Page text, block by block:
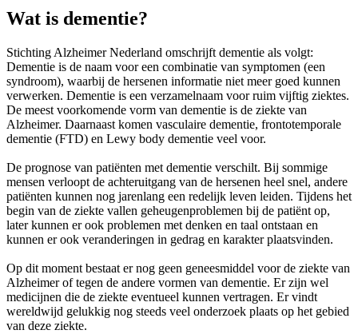
Wat is dementie?
Stichting Alzheimer Nederland omschrijft dementie als volgt:
Dementie is de naam voor een combinatie van symptomen (een
syndroom), waarbij de hersenen informatie niet meer goed kunnen
verwerken. Dementie is een verzamelnaam voor ruim vijftig ziektes.
De meest voorkomende vorm van dementie is de ziekte van
Alzheimer. Daarnaast komen vasculaire dementie, frontotemporale
dementie (FTD) en Lewy body dementie veel voor.
De prognose van patiënten met dementie verschilt. Bij sommige
mensen verloopt de achteruitgang van de hersenen heel snel, andere
patiënten kunnen nog jarenlang een redelijk leven leiden. Tijdens het
begin van de ziekte vallen geheugenproblemen bij de patiënt op,
later kunnen er ook problemen met denken en taal ontstaan en
kunnen er ook veranderingen in gedrag en karakter plaatsvinden.
Op dit moment bestaat er nog geen geneesmiddel voor de ziekte van
Alzheimer of tegen de andere vormen van dementie. Er zijn wel
medicijnen die de ziekte eventueel kunnen vertragen. Er vindt
wereldwijd gelukkig nog steeds veel onderzoek plaats op het gebied
van deze ziekte.